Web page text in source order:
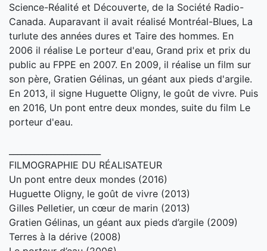
Science-Réalité et Découverte, de la Société Radio-
Canada. Auparavant il avait réalisé Montréal-Blues, La
turlute des années dures et Taire des hommes. En
2006 il réalise Le porteur d'eau, Grand prix et prix du
public au FPPE en 2007. En 2009, il réalise un film sur
son père, Gratien Gélinas, un géant aux pieds d'argile.
En 2013, il signe Huguette Oligny, le goût de vivre. Puis
en 2016, Un pont entre deux mondes, suite du film Le
porteur d'eau.
FILMOGRAPHIE DU RÉALISATEUR
Un pont entre deux mondes (2016)
Huguette Oligny, le goût de vivre (2013)
Gilles Pelletier, un cœur de marin (2013)
Gratien Gélinas, un géant aux pieds d’argile (2009)
Terres à la dérive (2008)